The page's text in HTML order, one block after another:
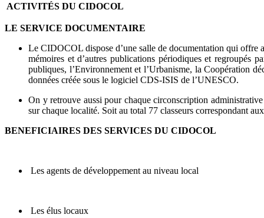
ACTIVITÉS DU CIDOCOL
LE SERVICE DOCUMENTAIRE
Le CIDOCOL dispose d’une salle de documentation qui offre
mémoires et d’autres publications périodiques et regroupés
publiques, l’Environnement et l’Urbanisme, la Coopération
données créée sous le logiciel CDS-ISIS de l’UNESCO.
On y retrouve aussi pour chaque circonscription
sur chaque localité. Soit au total 77 classeurs correspondant
BENEFICIAIRES DES SERVICES DU CIDOCOL
Les agents de développement au niveau local
Les élus locaux